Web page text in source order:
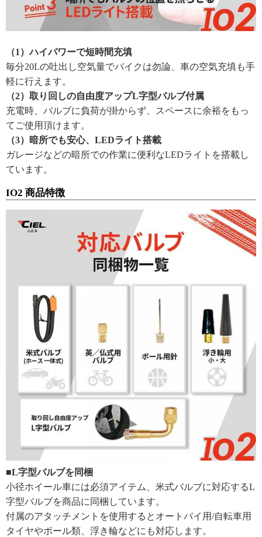
（1）ハイパワーで短時間充填
毎分20Lの吐出し空気量でバイクは勿論、車の空気充填も手
軽に行えます。
（2）取り回しの自由度アップL字型バルブ付属
充電時、バルブに負荷が掛からず、スペースに余裕をもっ
てご使用頂けます。
（3）暗所でも安心、LEDライト搭載
ガレージなどの暗所での作業に便利なLEDライトを搭載し
ています。
IO2 商品特徴
■L字型バルブを同梱
小径ホイール車には必須アイテム、米式バルブに対応するL
字型バルブを商品に同梱しています。
付属のアタッチメントを使用するとオートバイ用/自転車用
タイヤやボール類、浮き輪などにも対応します。